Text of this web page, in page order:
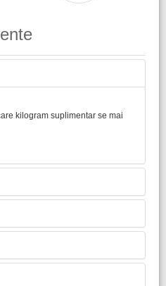
kilogram suplimentar se mai